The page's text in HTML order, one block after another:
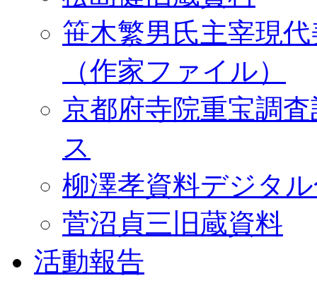
笹木繁男氏主宰現
（作家ファイル）
京都府寺院重宝調
ス
柳澤孝資料デジタ
菅沼貞三旧蔵資料
活動報告